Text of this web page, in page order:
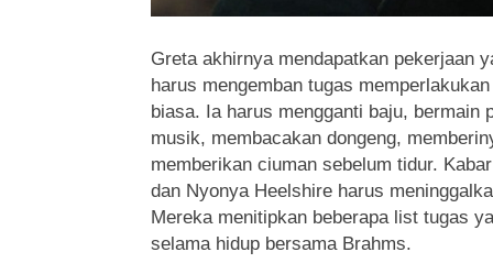
Greta akhirnya mendapatkan pekerjaan
harus mengemban tugas
biasa. Ia harus mengganti baju, bermain
musik, membacakan dongeng,
memberikan ciuman sebelum tidur.
dan Nyonya Heelshire harus
Mereka menitipkan beberapa list tugas
selama hidup bersama Brahms.